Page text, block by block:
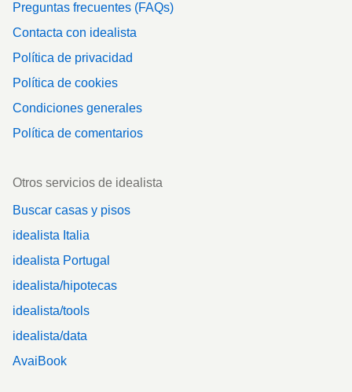
Preguntas frecuentes (FAQs)
Contacta con idealista
Política de privacidad
Política de cookies
Condiciones generales
Política de comentarios
Otros servicios de idealista
Buscar casas y pisos
idealista Italia
idealista Portugal
idealista/hipotecas
idealista/tools
idealista/data
AvaiBook